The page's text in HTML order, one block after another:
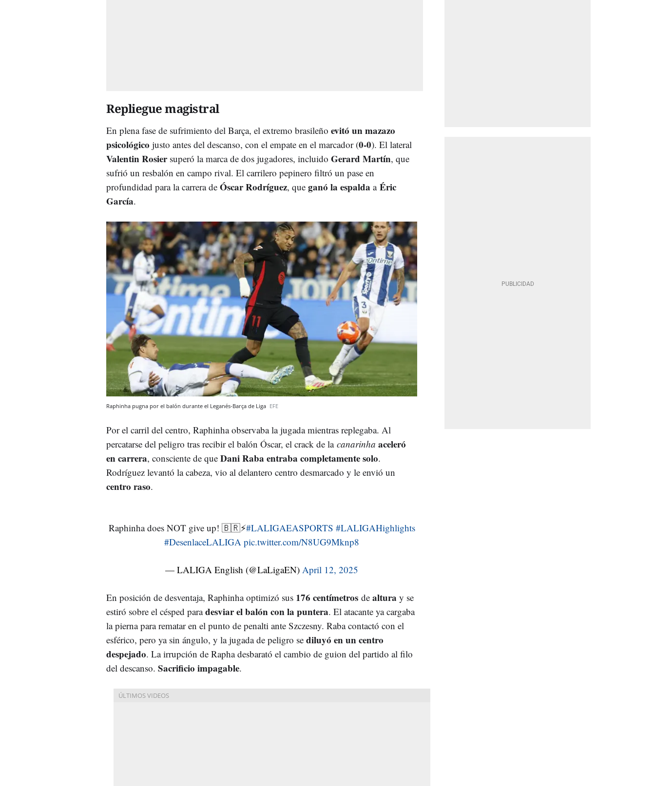
Repliegue magistral
En plena fase de sufrimiento del Barça, el extremo brasileño evitó un mazazo
psicológico justo antes del descanso, con el empate en el marcador (0-0). El lateral
Valentin Rosiersuperó la marca de dos jugadores, incluido Gerard Martín, que
sufrió un resbalón en campo rival. El carrilero pepinero filtró un pase en
profundidad para la carrera de Óscar Rodríguez, que ganó la espalda a Éric
García.
Raphinha pugna por el balón durante el Leganés-Barça de Liga EFE
Por el carril del centro, Raphinha observaba la jugada mientras replegaba. Al
percatarse del peligro tras recibir el balón Óscar, el crack de la canarinha aceleró
en carrera, consciente de que Dani Raba entraba completamente solo.
Rodríguez levantó la cabeza, vio al delantero centro desmarcado y le envió un
centro raso.
Raphinha does NOT give up! 🇧🇷⚡️#LALIGAEASPORTS #LALIGAHighlights
#DesenlaceLALIGA pic.twitter.com/N8UG9Mknp8
— LALIGA English (@LaLigaEN) April 12, 2025
En posición de desventaja, Raphinha optimizó sus 176 centímetros de altura y se
estiró sobre el césped paradesviar el balón con la puntera. El atacante ya cargaba
la pierna para rematar en el punto de penalti ante Szczesny. Raba contactó con el
esférico, pero ya sin ángulo, y la jugada de peligro se diluyó en un centro
despejado. La irrupción de Rapha desbarató el cambio de guion del partido al filo
del descanso. Sacrificio impagable.